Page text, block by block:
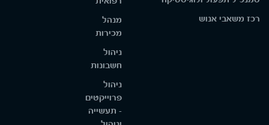
רכז משאבי אנוש
מנהל
מכירות
ניהול
חשבונות
ניהול
פרוייקטים
- תעשייה